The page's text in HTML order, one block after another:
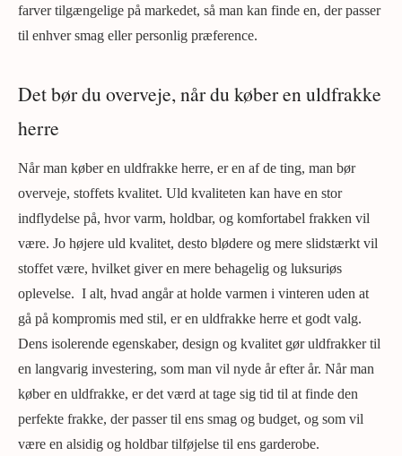
farver tilgængelige på markedet, så man kan finde en, der passer
til enhver smag eller personlig præference.
Det bør du overveje, når du køber en uldfrakke
herre
Når man køber en uldfrakke herre, er en af de ting, man bør
overveje, stoffets kvalitet. Uld kvaliteten kan have en stor
indflydelse på, hvor varm, holdbar, og komfortabel frakken vil
være. Jo højere uld kvalitet, desto blødere og mere slidstærkt vil
stoffet være, hvilket giver en mere behagelig og luksuriøs
oplevelse. I alt, hvad angår at holde varmen i vinteren uden at
gå på kompromis med stil, er en uldfrakke herre et godt valg.
Dens isolerende egenskaber, design og kvalitet gør uldfrakker til
en langvarig investering, som man vil nyde år efter år. Når man
køber en uldfrakke, er det værd at tage sig tid til at finde den
perfekte frakke, der passer til ens smag og budget, og som vil
være en alsidig og holdbar tilføjelse til ens garderobe.